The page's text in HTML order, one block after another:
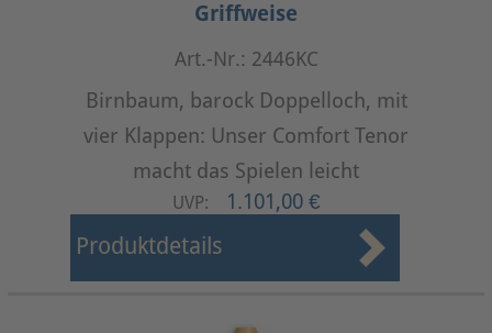
Griffweise
Art.-Nr.: 2446KC
Birnbaum, barock Doppelloch, mit
vier Klappen: Unser Comfort Tenor
macht das Spielen leicht
UVP: 1.101,00 €
Produktdetails